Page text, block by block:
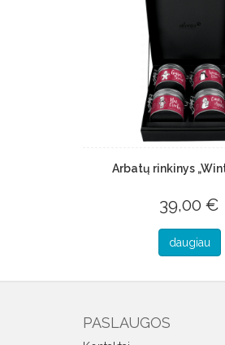
Arbatų rinkinys
39,00 €
daugiau
PASLAUGOS